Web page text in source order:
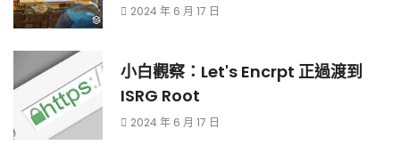
2024 年 6 月 17 日
小白觀察：Let's Encrpt 正過渡到
ISRG Root
2024 年 6 月 17 日